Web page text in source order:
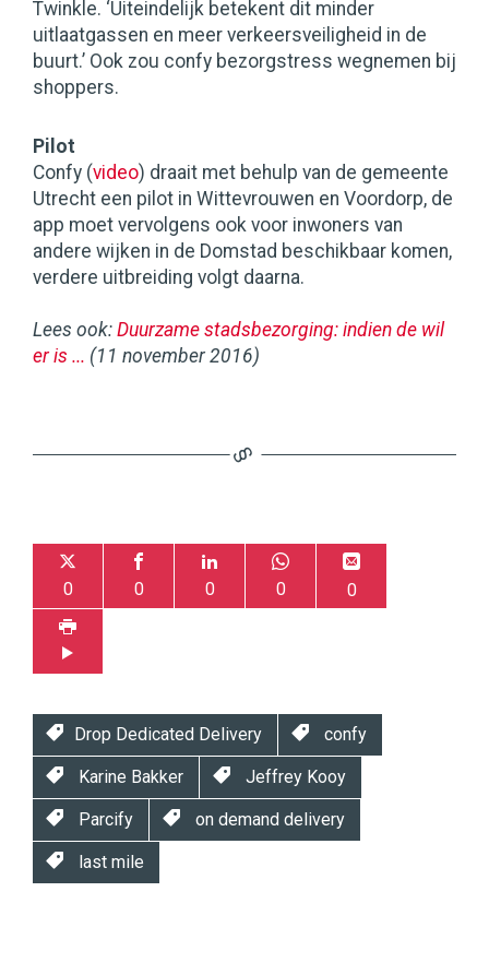
Twinkle. ‘Uiteindelijk betekent dit minder
uitlaatgassen en meer verkeersveiligheid in de
buurt.’ Ook zou confy bezorgstress wegnemen bij
shoppers.
Pilot
Confy (video) draait met behulp van de gemeente
Utrecht een pilot in Wittevrouwen en Voordorp, de
app moet vervolgens ook voor inwoners van
andere wijken in de Domstad beschikbaar komen,
verdere uitbreiding volgt daarna.
Lees ook: Duurzame stadsbezorging: indien de wil
er is ... (11 november 2016)
0 0 0 0 0
Drop Dedicated Delivery confy
Karine Bakker Jeffrey Kooy
Parcify on demand delivery
last mile